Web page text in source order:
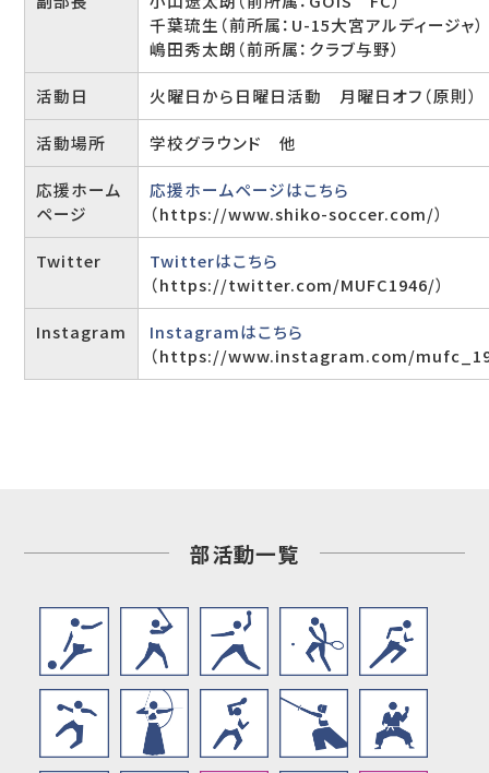
千葉琉生（前所属：U-15大宮アルディージャ）
嶋田秀太朗（前所属：クラブ与野）
活動日 火曜日から日曜日活動 月曜日オフ（原則）
活動場所 学校グラウンド 他
応援ホーム
ページ
応援ホームページはこちら
（https://www.shiko-soccer.com/）
Twitter
Twitterはこちら
（https://twitter.com/MUFC1946/）
Instagram
Instagramはこちら
（https://www.instagram.com/
部活動一覧